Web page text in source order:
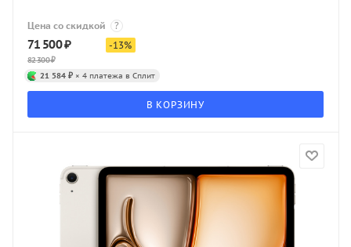
Цена со скидкой ?
71 500₽
82 300₽
-13%
21 584 ₽ × 4 платежа в Сплит
В КОРЗИНУ